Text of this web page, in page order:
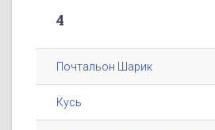
4
Почтальон Шарик
Кусь